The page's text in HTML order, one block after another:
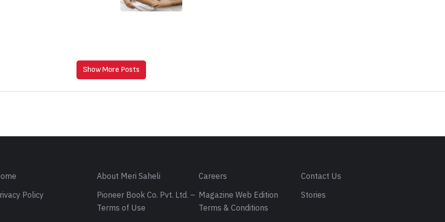
Show More Posts
About Meri Saheli Careers
Contact Us
Policy
Pioneer Book Co. Pvt. Ltd. –
Terms of Use
Magazine Web Edition
Terms & Conditions
Stories